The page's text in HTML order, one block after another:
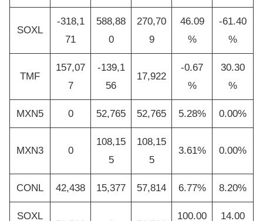
SOXL
-318,1
71
588,88
0
270,70
9
46.09
%
-61.40
%
TMF
157,07
7
-139,1
56
17,922
-0.67
%
30.30
%
MXN5 0 52,765 52,765 5.28% 0.00%
MXN3 0
108,15
5
108,15
5
3.61% 0.00%
CONL 42,438 15,377 57,814 6.77% 8.20%
SOXL
100.00
14.00